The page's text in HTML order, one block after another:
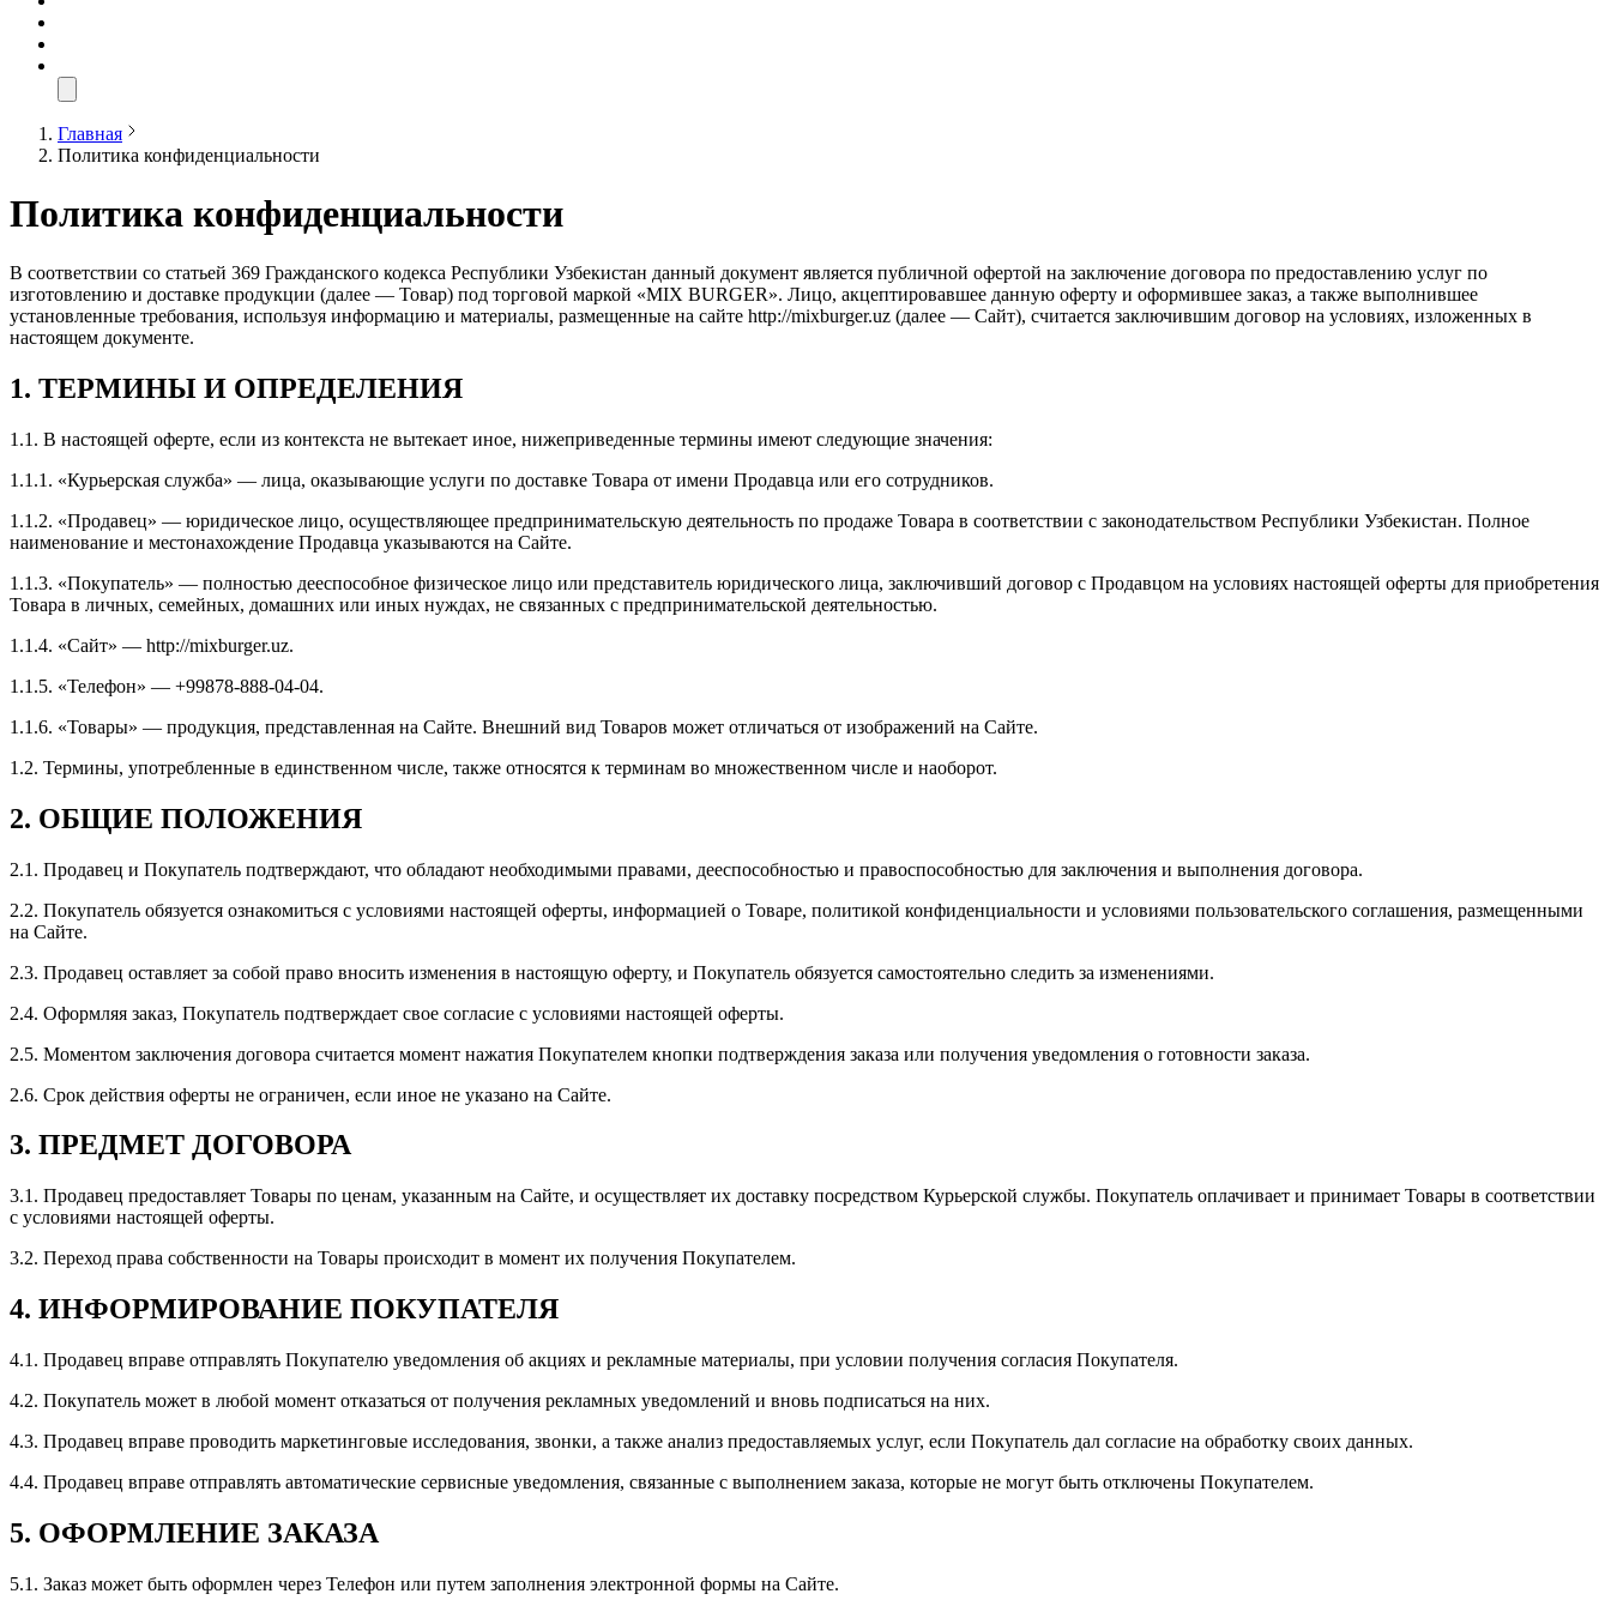
Главная
Политика конфиденциальности
Политика конфиденциальности
В соответствии со статьей 369 Гражданского кодекса Республики Узбекистан данный документ является публичной офертой на заключение договора по предоставлению услуг по
изготовлению и доставке продукции (далее — Товар) под торговой маркой «MIX BURGER». Лицо, акцептировавшее данную оферту и оформившее заказ, а также выполнившее
установленные требования, используя информацию и материалы, размещенные на сайте http://mixburger.uz (далее — Сайт), считается заключившим договор на условиях, изложенных в
настоящем документе.
1. ТЕРМИНЫ И ОПРЕДЕЛЕНИЯ
1.1. В настоящей оферте, если из контекста не вытекает иное, нижеприведенные термины имеют следующие значения:
1.1.1. «Курьерская служба» — лица, оказывающие услуги по доставке Товара от имени Продавца или его сотрудников.
1.1.2. «Продавец» — юридическое лицо, осуществляющее предпринимательскую деятельность по продаже Товара в соответствии с законодательством Республики Узбекистан. Полное
наименование и местонахождение Продавца указываются на Сайте.
1.1.3. «Покупатель» — полностью дееспособное физическое лицо или представитель юридического лица, заключивший договор с Продавцом на условиях настоящей оферты для приобретения
Товара в личных, семейных, домашних или иных нуждах, не связанных с предпринимательской деятельностью.
1.1.4. «Сайт» — http://mixburger.uz.
1.1.5. «Телефон» — +99878-888-04-04.
1.1.6. «Товары» — продукция, представленная на Сайте. Внешний вид Товаров может отличаться от изображений на Сайте.
1.2. Термины, употребленные в единственном числе, также относятся к терминам во множественном числе и наоборот.
2. ОБЩИЕ ПОЛОЖЕНИЯ
2.1. Продавец и Покупатель подтверждают, что обладают необходимыми правами, дееспособностью и правоспособностью для заключения и выполнения договора.
2.2. Покупатель обязуется ознакомиться с условиями настоящей оферты, информацией о Товаре, политикой конфиденциальности и условиями пользовательского соглашения, размещенными
на Сайте.
2.3. Продавец оставляет за собой право вносить изменения в настоящую оферту, и Покупатель обязуется самостоятельно следить за изменениями.
2.4. Оформляя заказ, Покупатель подтверждает свое согласие с условиями настоящей оферты.
2.5. Моментом заключения договора считается момент нажатия Покупателем кнопки подтверждения заказа или получения уведомления о готовности заказа.
2.6. Срок действия оферты не ограничен, если иное не указано на Сайте.
3. ПРЕДМЕТ ДОГОВОРА
3.1. Продавец предоставляет Товары по ценам, указанным на Сайте, и осуществляет их доставку посредством Курьерской службы. Покупатель оплачивает и принимает Товары в соответствии
с условиями настоящей оферты.
3.2. Переход права собственности на Товары происходит в момент их получения Покупателем.
4. ИНФОРМИРОВАНИЕ ПОКУПАТЕЛЯ
4.1. Продавец вправе отправлять Покупателю уведомления об акциях и рекламные материалы, при условии получения согласия Покупателя.
4.2. Покупатель может в любой момент отказаться от получения рекламных уведомлений и вновь подписаться на них.
4.3. Продавец вправе проводить маркетинговые исследования, звонки, а также анализ предоставляемых услуг, если Покупатель дал согласие на обработку своих данных.
4.4. Продавец вправе отправлять автоматические сервисные уведомления, связанные с выполнением заказа, которые не могут быть отключены Покупателем.
5. ОФОРМЛЕНИЕ ЗАКАЗА
5.1. Заказ может быть оформлен через Телефон или путем заполнения электронной формы на Сайте.